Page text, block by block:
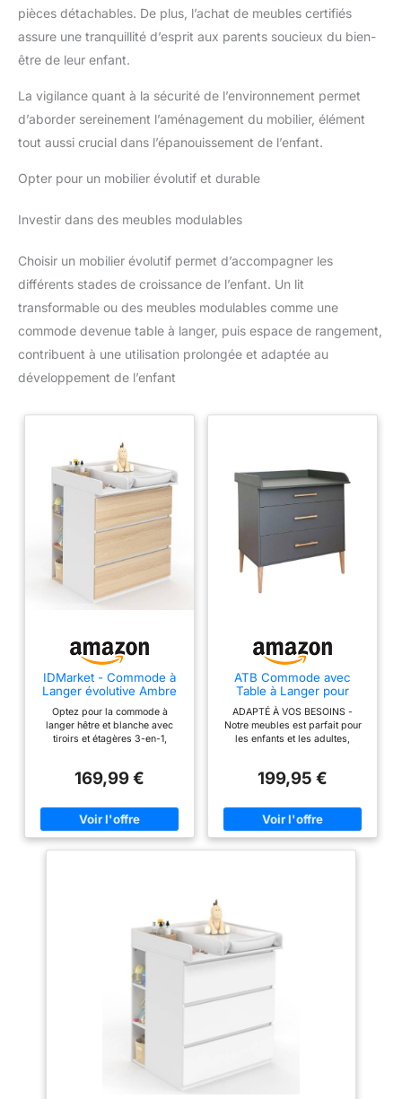
pièces détachables. De plus, l’achat de meubles certifiés
assure une tranquillité d’esprit aux parents soucieux du bien-
être de leur enfant.
La vigilance quant à la sécurité de l’environnement permet
d’aborder sereinement l’aménagement du mobilier, élément
tout aussi crucial dans l’épanouissement de l’enfant.
Opter pour un mobilier évolutif et durable
Investir dans des meubles modulables
Choisir un mobilier évolutif permet d’accompagner les
différents stades de croissance de l’enfant. Un lit
transformable ou des meubles modulables comme une
commode devenue table à langer, puis espace de rangement,
contribuent à une utilisation prolongée et adaptée au
développement de l’enfant
IDMarket - Commode à
Langer évolutive Ambre
Table à Langer hêtre,
Blanche
Optez pour la commode à
langer hêtre et blanche avec
tiroirs et étagères 3-en-1,
fonctionnalité ! Une grande
modulable pour ranger
aisément vêtements et produits
de soin, tout en les gardant
évolutif permet de la conserver
comme meuble de rangement
pour plusieurs années !
Dimensions globales : L. 80 x l.
72 x H. 95 cm - Dimensions de
70 x H. 9.50 cm
169,99 €
ATB Commode avec
Table à Langer pour
Chambre Bebe ILA -
Evolutif sur Pied Bébé
Table à Langer -
Compacte Enfant Meuble
3 Tiroirs - Réalise Un
Ensemble avec Un Lit
ADAPTÉ À VOS BESOINS -
Notre meubles est parfait pour
les enfants et les adultes,
un espace de rangement
de rangement est idéal pour
stocker divers accessoires
STYLE ET DESIGN - Nos
avec votre enfant, se
transformant en d'autres
meubles utiles APPLICATIONS
de dressing, chiffonnier, ou
199,95 €